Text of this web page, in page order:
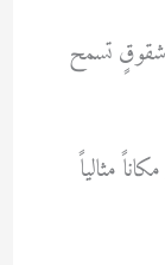
شقوقٍ تسمح
مثالياً